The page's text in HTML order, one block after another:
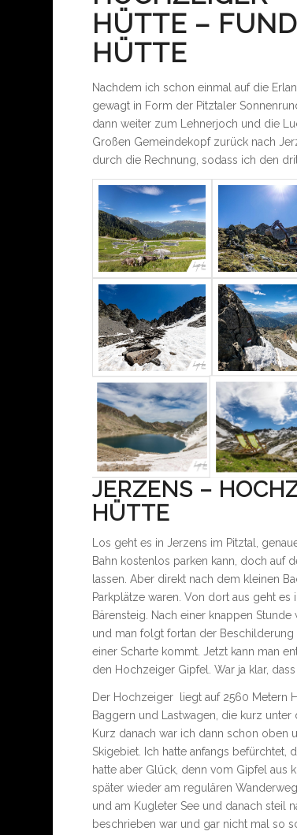
HÜTTE –
HÜTTE
Nachdem ich schon einmal auf die
gewagt in Form der Pitztaler
dann weiter zum Lehnerjoch und die
Großen Gemeindekopf zurück nach
durch die Rechnung, sodass ich den
JERZENS –
HÜTTE
Los geht es in Jerzens im Pitztal,
Bahn kostenlos parken kann, doch auf
lassen. Aber direkt nach dem kleinen
Parkplätze waren. Von dort aus geht
Bärensteig. Nach einer knappen
und man folgt fortan der
einer Scharte kommt. Jetzt kann man
den Hochzeiger Gipfel. War ja klar,
Der Hochzeiger liegt auf 2560 Metern
Baggern und Lastwagen, die kurz
Kurz danach war ich dann schon oben
Skigebiet. Ich hatte anfangs
hatte aber Glück, denn vom Gipfel aus
später wieder am regulären
und am Kugleter See und danach steil
beschrieben war und gar nicht mal so